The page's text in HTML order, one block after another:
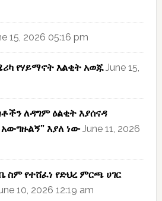
15, 2026 05:16 pm
የሃይማኖት እልቂት አወጁ June 15,
ለዳግም ዕልቂት እያሰናዳ
እያለ ነው June 11, 2026
ስም የተሸፈነ የድህረ ምርጫ ሀገር
10, 2026 12:19 am